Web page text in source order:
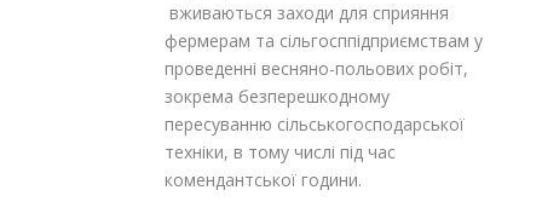
вживаються заходи для сприяння
фермерам та сільгосппідприємствам у
проведенні весняно-польових робіт,
зокрема безперешкодному
пересуванню сільськогосподарської
техніки, в тому числі під час
комендантської години.